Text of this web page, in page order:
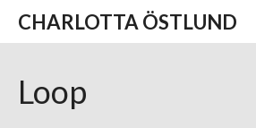
CHARLOTTA ÖSTLUND
Loop